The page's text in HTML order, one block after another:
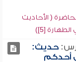
( الأحاديث
[5])
حديث:
أحدكم